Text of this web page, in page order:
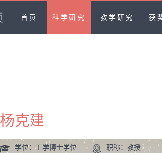
首页 科学研究 教学研究 获
杨克建
学位：工学博士学位 职称：教授